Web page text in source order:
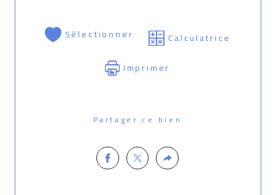
Sélectionner
Calculatrice
Imprimer
Partager ce bien